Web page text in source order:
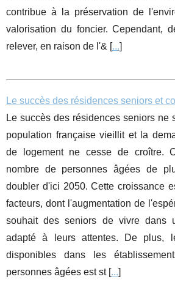
contribue à la préservation de
valorisation du foncier. Cependant,
relever, en raison de l'& [...]
Le succès des résidences seniors et
Le succès des résidences seniors ne
population française vieillit et la
de logement ne cesse de croître.
nombre de personnes âgées de
doubler d'ici 2050. Cette croissance
facteurs, dont l'augmentation de
souhait des seniors de vivre dans
adapté à leurs attentes. De plus,
disponibles dans les
personnes âgées est st [...]